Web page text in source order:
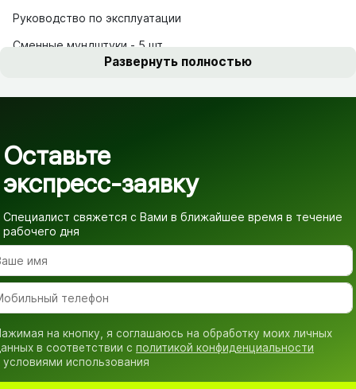
Руководство по эксплуатации
Сменные мундштуки - 5 шт
Развернуть полностью
Оставьте
экспресс-заявку
Специалист свяжется с Вами в ближайшее время в течение
рабочего дня
на кнопку, я соглашаюсь на обработку моих личных
в соответствии с политикой конфиденциальности
условиями использования